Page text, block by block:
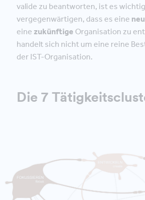
valide zu beantworten, ist es
vergegenwärtigen, dass es eine
eine zukünftige Organisation zu
handelt sich nicht um eine reine
der IST-Organisation.
Die 7